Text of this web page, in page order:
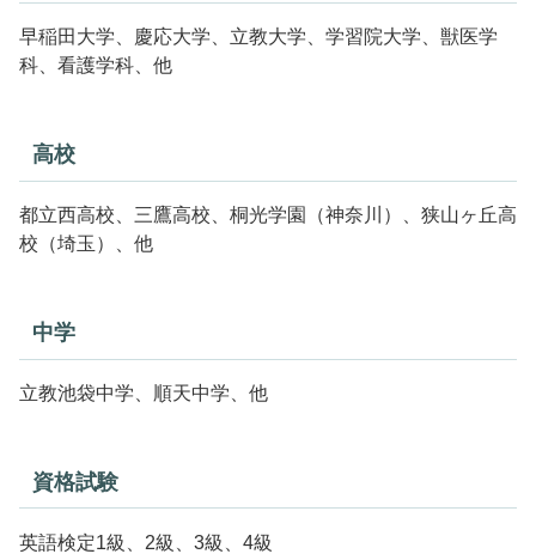
早稲田大学、慶応大学、立教大学、学習院大学、獣医学
科、看護学科、他
高校
都立西高校、三鷹高校、桐光学園（神奈川）、狭山ヶ丘高
校（埼玉）、他
中学
立教池袋中学、順天中学、他
資格試験
英語検定1級、2級、3級、4級